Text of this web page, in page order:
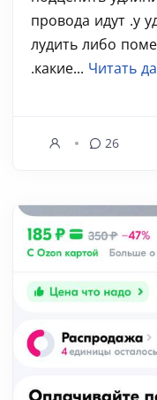
провода идут .у
лудить либо
.какие... Читать
26